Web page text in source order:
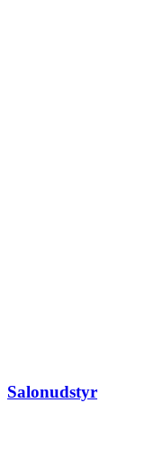
Salonudstyr